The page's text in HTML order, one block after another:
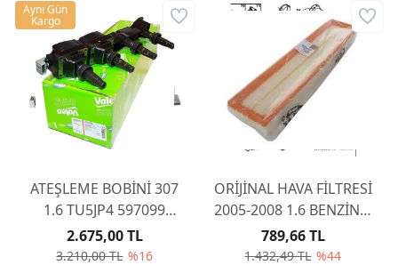
ATEŞLEME BOBİNİ 307
1.6 TU5JP4 597099
(ORJINAL KUTU İÇERİĞİ)
3.210,00 TL %16
2.675,00 TL
Aynı Gün
Kargo
ORİJİNAL HAVA FİLTRESİ
2005-2008 1.6 BENZİNLİ
TU5JP4 1444VK
1.432,49 TL %44
789,66 TL